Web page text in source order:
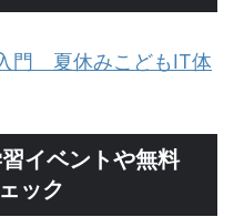
門 夏休みこどもIT体
イベントや無料
ック